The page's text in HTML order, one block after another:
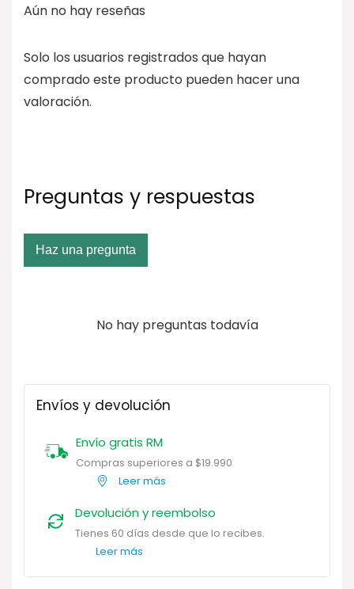
Aún no hay reseñas
Solo los usuarios registrados que hayan
comprado este producto pueden hacer una
valoración.
Preguntas y respuestas
Haz una pregunta
No hay preguntas todavía
Envíos y devolución
Envío gratis RM
Compras superiores a $19.990
Leer más
Devolución y reembolso
Tienes 60 días desde que lo recibes.
Leer más